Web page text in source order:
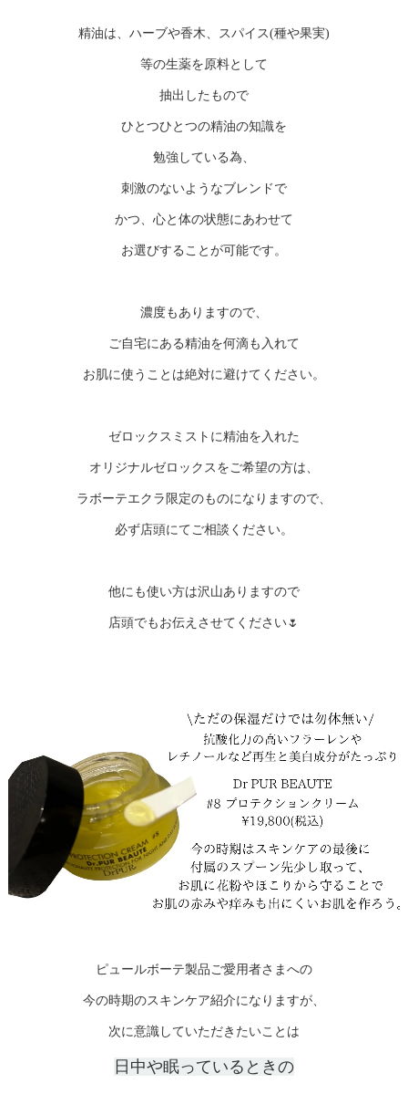
精油は、ハーブや香木、スパイス(種や果実)
等の生薬を原料として
抽出したもので
ひとつひとつの精油の知識を
勉強している為、
刺激のないようなブレンドで
かつ、心と体の状態にあわせて
お選びすることが可能です。
濃度もありますので、
ご自宅にある精油を何滴も入れて
お肌に使うことは絶対に避けてください。
ゼロックスミストに精油を入れた
オリジナルゼロックスをご希望の方は、
ラボーテエクラ限定のものになりますので、
必ず店頭にてご相談ください。
他にも使い方は沢山ありますので
店頭でもお伝えさせてください🌷
ピュールボーテ製品ご愛用者さまへの
今の時期のスキンケア紹介になりますが、
次に意識していただきたいことは
日中や眠っているときの